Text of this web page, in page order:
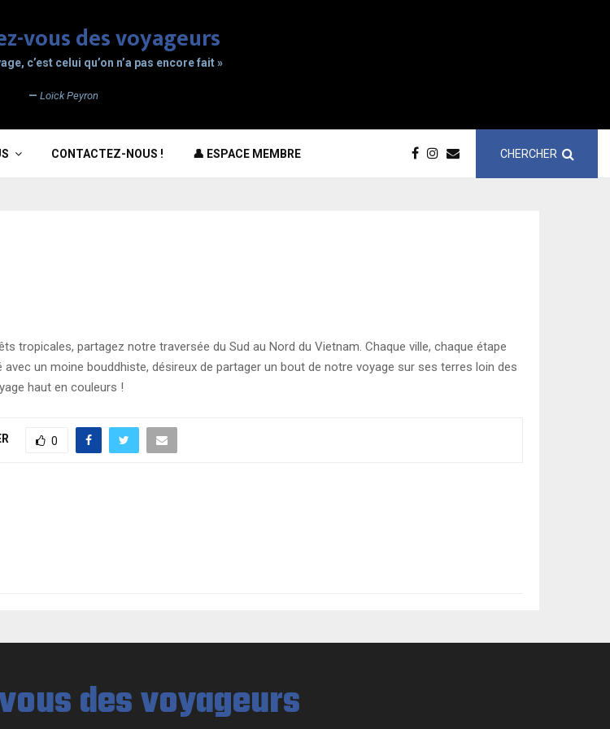
c’est celui qu’on n’a pas encore fait »
— Loïck Peyron
CONTACTEZ-NOUS ! 👤 ESPACE MEMBRE CHERCHER
tropicales, partagez notre traversée du Sud au Nord du Vietnam. Chaque ville, chaque étape
un moine bouddhiste, désireux de partager un bout de notre voyage sur ses terres loin des
haut en couleurs !
0